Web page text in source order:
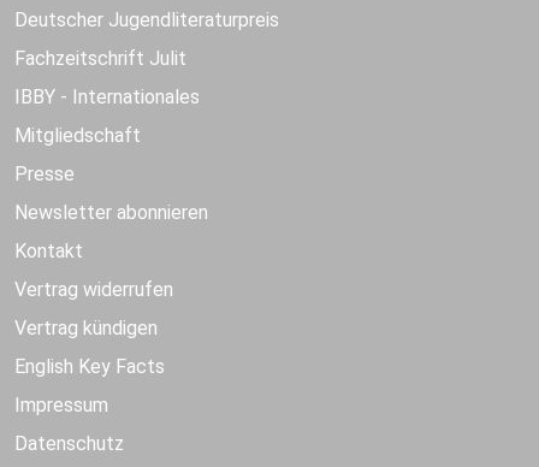
Deutscher Jugendliteraturpreis
Fachzeitschrift Julit
IBBY - Internationales
Mitgliedschaft
Presse
Newsletter abonnieren
Kontakt
Vertrag widerrufen
Vertrag kündigen
English Key Facts
Impressum
Datenschutz